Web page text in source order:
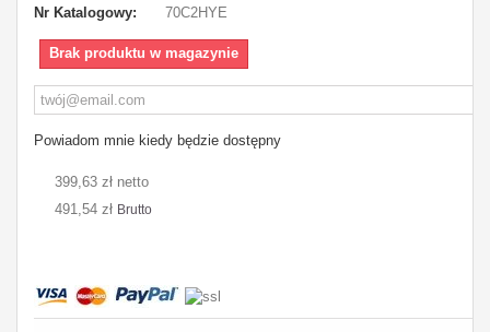
Nr Katalogowy: 70C2HYE
Brak produktu w magazynie
Powiadom mnie kiedy będzie dostępny
399,63 zł netto
491,54 zł Brutto